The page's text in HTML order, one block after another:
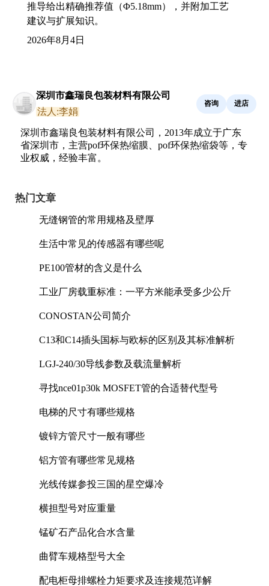
推导给出精确推荐值（Φ5.18mm），并附加工艺
建议与扩展知识。
2026年8月4日
深圳市鑫瑞良包装材料有限公司
法人:李娟
咨询 进店
深圳市鑫瑞良包装材料有限公司，2013年成立于广东
省深圳市，主营pof环保热缩膜、pof环保热缩袋等，专
业权威，经验丰富。
热门文章
无缝钢管的常用规格及壁厚
生活中常见的传感器有哪些呢
PE100管材的含义是什么
工业厂房载重标准：一平方米能承受多少公斤
CONOSTAN公司简介
C13和C14插头国标与欧标的区别及其标准解析
LGJ-240/30导线参数及载流量解析
寻找nce01p30k MOSFET管的合适替代型号
电梯的尺寸有哪些规格
镀锌方管尺寸一般有哪些
铝方管有哪些常见规格
光线传媒参投三国的星空爆冷
横担型号对应重量
锰矿石产品化合水含量
曲臂车规格型号大全
配电柜母排螺栓力矩要求及连接规范详解